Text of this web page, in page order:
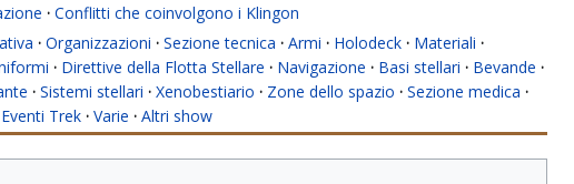
· Conflitti che coinvolgono i Klingon
· Organizzazioni · Sezione tecnica · Armi · Holodeck · Materiali ·
· Direttive della Flotta Stellare · Navigazione · Basi stellari · Bevande ·
· Sistemi stellari · Xenobestiario · Zone dello spazio · Sezione medica ·
Eventi Trek · Varie · Altri show